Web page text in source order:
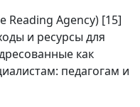
Reading Agency) [15]
и ресурсы для
как
педагогам и